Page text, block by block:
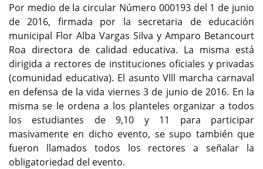
Por medio de la circular Número 000193 del 1 de junio
de 2016, firmada por la secretaria de educación
municipal Flor Alba Vargas Silva y Amparo Betancourt
Roa directora de calidad educativa. La misma está
dirigida a rectores de instituciones oficiales y privadas
(comunidad educativa). El asunto Vlll marcha carnaval
en defensa de la vida viernes 3 de junio de 2016. En la
misma se le ordena a los planteles organizar a todos
los estudiantes de 9,10 y 11 para participar
masivamente en dicho evento, se supo también que
fueron llamados todos los rectores a señalar la
obligatoriedad del evento.